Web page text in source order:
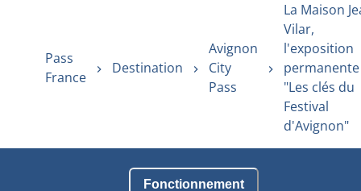
Pass
France
Destination
Avignon
City
Pass
La Maison
Vilar,
l'exposition
permanente
"Les clés du
Festival
d'Avignon"
Fonctionnement